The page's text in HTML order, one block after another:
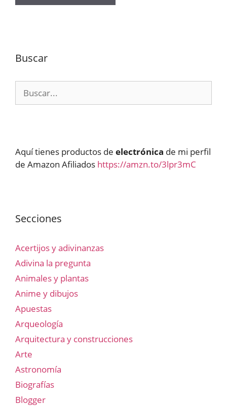
Buscar
Aquí tienes productos de electrónica de mi perfil
de Amazon Afiliados https://amzn.to/3lpr3mC
Secciones
Acertijos y adivinanzas
Adivina la pregunta
Animales y plantas
Anime y dibujos
Apuestas
Arqueología
Arquitectura y construcciones
Arte
Astronomía
Biografías
Blogger